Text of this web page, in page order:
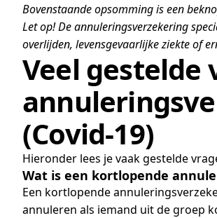
Bovenstaande opsomming is een
Let op! De annuleringsverzekering
overlijden, levensgevaarlijke ziekte of
Veel gestelde
(Covid-19)
Hieronder lees je vaak gestelde
Wat is een kortlopende
Een kortlopende
annuleren als iemand uit de groep